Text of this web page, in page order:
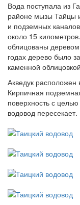
Вода поступала из
районе мызы Тайцы
и подземных
около 15
облицованы
годах дерево было
каменной
Акведук
Кирпичная
поверхность с
водовод пересекает.